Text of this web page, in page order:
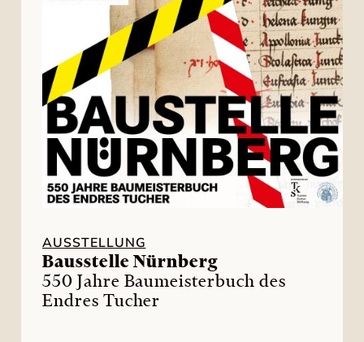
AUSSTELLUNG
Bausstelle Nürnberg
550 Jahre Baumeisterbuch des
Endres Tucher